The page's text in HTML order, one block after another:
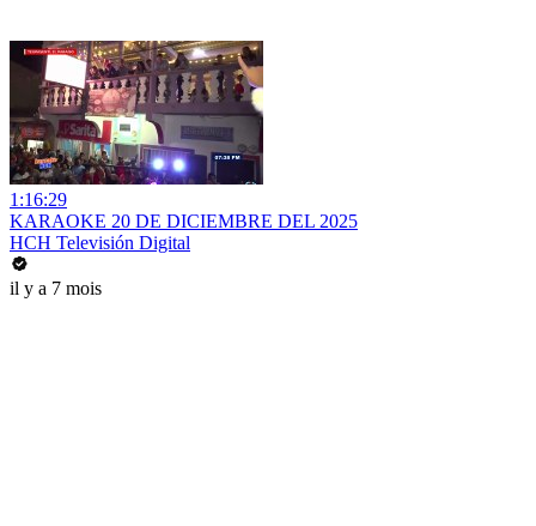
1:16:29
KARAOKE 20 DE DICIEMBRE DEL 2025
HCH Televisión Digital
il y a 7 mois